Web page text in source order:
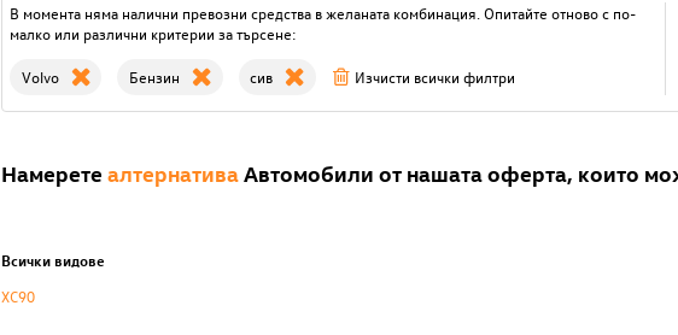
В момента няма налични превозни средства в желаната комбинация. Опитайте отново с по-
малко или различни критерии за търсене:
Volvo Бензин сив Изчисти всички филтри
Намерете алтернатива Автомобили от нашата оферта, които
Всички видове
XC90